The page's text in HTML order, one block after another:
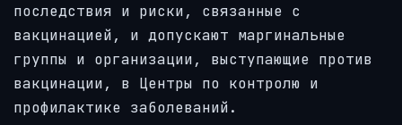
последствия и риски, связанные с
вакцинацией, и допускают маргинальные
группы и организации, выступающие против
вакцинации, в Центры по контролю и
профилактике заболеваний.